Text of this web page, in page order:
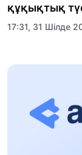
құқықтық
17:31, 31 Шілде
13:13, 30 Шілде